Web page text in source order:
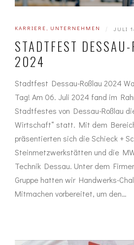
KARRIERE UNTERNEHMEN | JULI
STADTFEST DESSAU-
024
Stadtfest Dessau-Roßlau 2024
Tag! Am 06. Juli 2024 fand im
Stadtfestes von Dessau-Roßlau
Wirtschaft“ statt. Mit dem
präsentierten sich die Schieck +
Steinmetzwerkstätten und die
Technik Dessau. Unter dem
Gruppe hatten wir Handwerks-
Mitmachen vorbereitet, um den…